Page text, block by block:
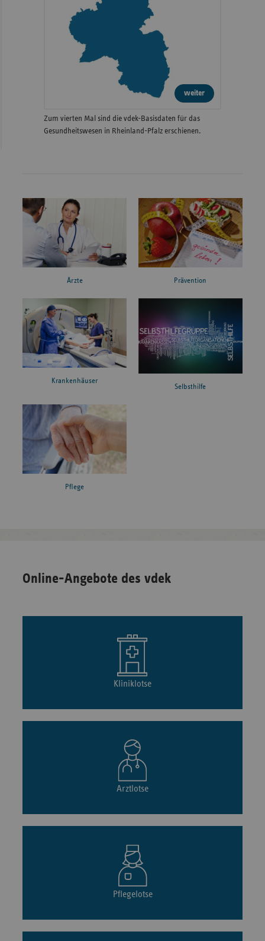
weiter
Zum vierten Mal sind die vdek-Basisdaten für das
Gesundheitswesen in Rheinland-Pfalz erschienen.
Ärzte Prävention
Krankenhäuser
Selbsthilfe
Pflege
Online-Angebote des vdek
Kliniklotse
Arztlotse
Pflegelotse